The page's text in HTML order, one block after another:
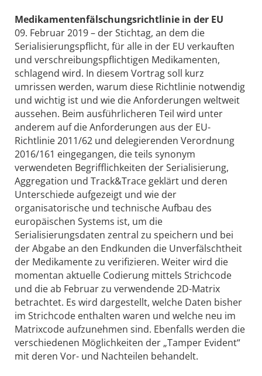
Medikamentenfälschungsrichtlinie in der EU
09. Februar 2019 – der Stichtag, an dem die
Serialisierungspflicht, für alle in der EU verkauften
und verschreibungspflichtigen Medikamenten,
schlagend wird. In diesem Vortrag soll kurz
umrissen werden, warum diese Richtlinie notwendig
und wichtig ist und wie die Anforderungen weltweit
aussehen. Beim ausführlicheren Teil wird unter
anderem auf die Anforderungen aus der EU-
Richtlinie 2011/62 und delegierenden Verordnung
2016/161 eingegangen, die teils synonym
verwendeten Begrifflichkeiten der Serialisierung,
Aggregation und Track&Trace geklärt und deren
Unterschiede aufgezeigt und wie der
organisatorische und technische Aufbau des
europäischen Systems ist, um die
Serialisierungsdaten zentral zu speichern und bei
der Abgabe an den Endkunden die Unverfälschtheit
der Medikamente zu verifizieren. Weiter wird die
momentan aktuelle Codierung mittels Strichcode
und die ab Februar zu verwendende 2D-Matrix
betrachtet. Es wird dargestellt, welche Daten bisher
im Strichcode enthalten waren und welche neu im
Matrixcode aufzunehmen sind. Ebenfalls werden die
verschiedenen Möglichkeiten der „Tamper Evident“
mit deren Vor- und Nachteilen behandelt.